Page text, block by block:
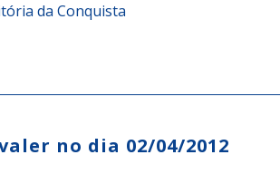
da Conquista
no dia 02/04/2012